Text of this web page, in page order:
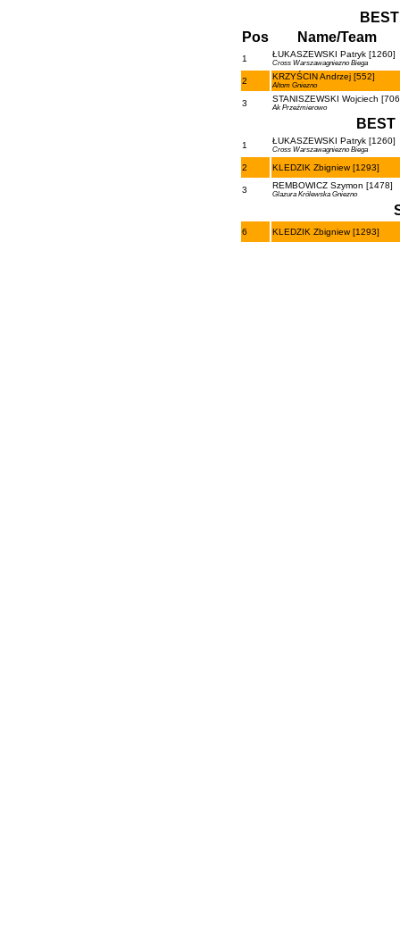
Pos
Name/Team
1 ŁUKASZEWSKI Patryk [1260]
Cross Warszawagniezno Biega
2 KRZYŚCIN Andrzej [552]
Altom Gniezno
3 STANISZEWSKI Wojciech
Ak Przeźmierowo
BEST
1 ŁUKASZEWSKI Patryk [1260]
Cross Warszawagniezno Biega
2 KLEDZIK Zbigniew [1293]
3 REMBOWICZ Szymon [1478]
Glazura Królewska Gniezno
6 KLEDZIK Zbigniew [1293]